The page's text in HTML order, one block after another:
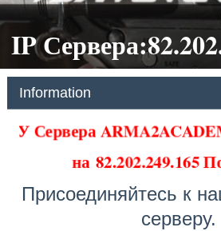
IP
Information
У Сервера
на82.202.249.165
Присоединяйтесь к
серверу.